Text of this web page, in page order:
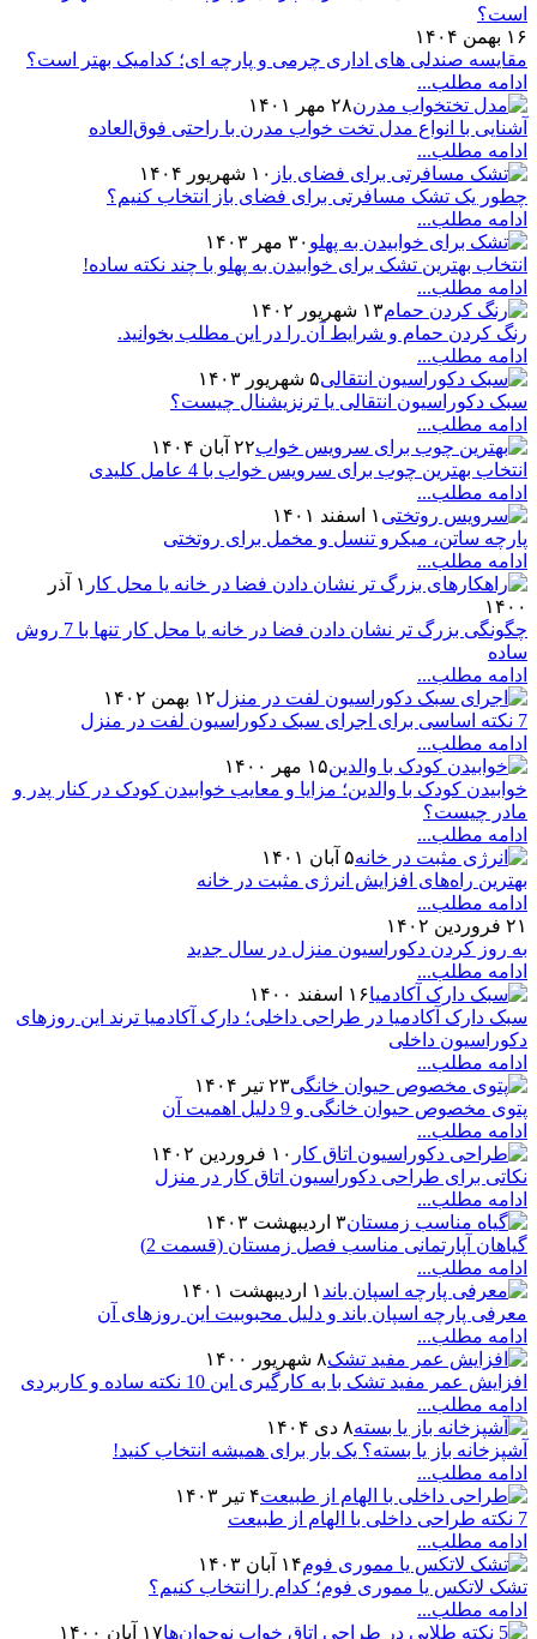
۱۶ بهمن ۱۴۰۴
مقایسه صندلی های اداری چرمی و پارچه ای؛ کدامیک بهتر است؟
ادامه مطلب...
۲۸ مهر ۱۴۰۱
آشنایی با انواع مدل تخت خواب مدرن با راحتی فوق‌العاده
ادامه مطلب...
۱۰ شهریور ۱۴۰۴
چطور یک تشک مسافرتی برای فضای باز انتخاب کنیم؟
ادامه مطلب...
۳۰ مهر ۱۴۰۳
انتخاب بهترین تشک برای خوابیدن به پهلو با چند نکته ساده!
ادامه مطلب...
۱۳ شهریور ۱۴۰۲
رنگ کردن حمام و شرایط آن را در این مطلب بخوانید.
ادامه مطلب...
۵ شهریور ۱۴۰۳
سبک دکوراسیون انتقالی یا ترنزیشنال چیست؟
ادامه مطلب...
۲۲ آبان ۱۴۰۴
انتخاب بهترین چوب برای سرویس خواب با 4 عامل کلیدی
ادامه مطلب...
۱ اسفند ۱۴۰۱
پارچه ساتن، میکرو تنسل و مخمل برای روتختی
ادامه مطلب...
۱ آذر
۱۴۰۰
چگونگی بزرگ تر نشان دادن فضا در خانه یا محل کار تنها با 7 روش
ساده
ادامه مطلب...
۱۲ بهمن ۱۴۰۲
7 نکته اساسی برای اجرای سبک دکوراسیون لفت در منزل
ادامه مطلب...
۱۵ مهر ۱۴۰۰
خوابیدن کودک با والدین؛ مزایا و معایب خوابیدن کودک در کنار پدر و
مادر چیست؟
ادامه مطلب...
۵ آبان ۱۴۰۱
بهترین راه‌های افزایش انرژی مثبت در خانه
ادامه مطلب...
۲۱ فروردین ۱۴۰۲
به روز کردن دکوراسیون منزل در سال جدید
ادامه مطلب...
۱۶ اسفند ۱۴۰۰
سبک دارک آکادمیا در طراحی داخلی؛ دارک آکادمیا ترند این روزهای
دکوراسیون داخلی
ادامه مطلب...
۲۳ تیر ۱۴۰۴
پتوی مخصوص حیوان خانگی و 9 دلیل اهمیت آن
ادامه مطلب...
۱۰ فروردین ۱۴۰۲
نکاتی برای طراحی دکوراسیون اتاق کار در منزل
ادامه مطلب...
۳ اردیبهشت ۱۴۰۳
گیاهان آپارتمانی مناسب فصل زمستان (قسمت 2)
ادامه مطلب...
۱ اردیبهشت ۱۴۰۱
معرفی پارچه اسپان باند و دلیل محبوبیت این روزهای آن
ادامه مطلب...
۸ شهریور ۱۴۰۰
افزایش عمر مفید تشک با به کارگیری این 10 نکته ساده و کاربردی
ادامه مطلب...
۸ دی ۱۴۰۴
آشپزخانه باز یا بسته؟ یک بار برای همیشه انتخاب کنید!
ادامه مطلب...
۴ تیر ۱۴۰۳
7 نکته طراحی داخلی با الهام از طبیعت
ادامه مطلب...
۱۴ آبان ۱۴۰۳
تشک لاتکس یا مموری فوم؛ کدام را انتخاب کنیم؟
ادامه مطلب...
۱۷ آبان ۱۴۰۰